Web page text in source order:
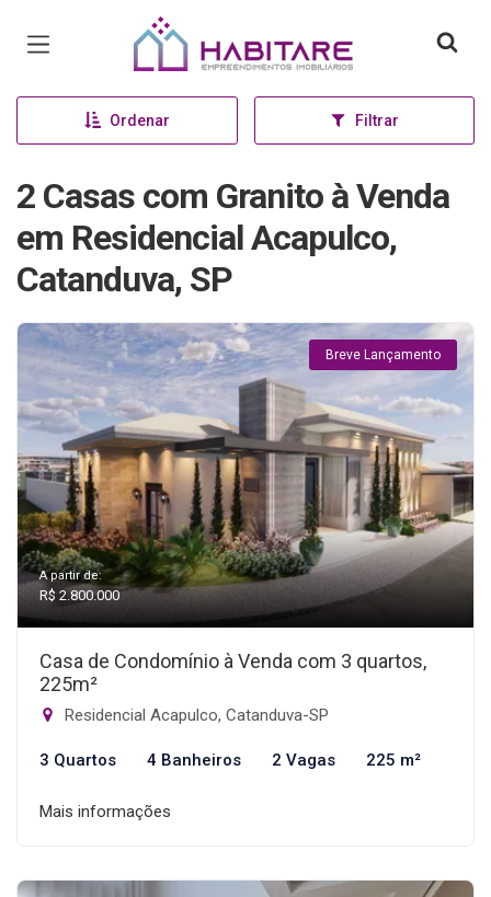
Página inicial
Ordenar Filtrar
2 Casas com Granito à Venda
em Residencial Acapulco,
Catanduva, SP
Breve Lançamento
A partir de:
R$ 2.800.000
Casa de Condomínio à Venda com 3 quartos,
225m²
Residencial Acapulco, Catanduva-SP
3 Quartos 4 Banheiros 2 Vagas 225 m²
Mais informações